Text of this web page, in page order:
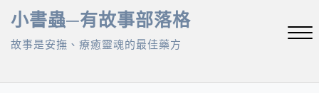
Skip
content
小書蟲─有故事部落格
故事是安撫、療癒靈魂的最佳藥方